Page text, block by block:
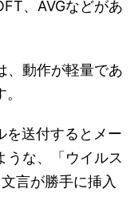
、AVGなどがあ
、動作が軽量であ
を送付するとメー
うな、「ウイルス
言が勝手に挿入